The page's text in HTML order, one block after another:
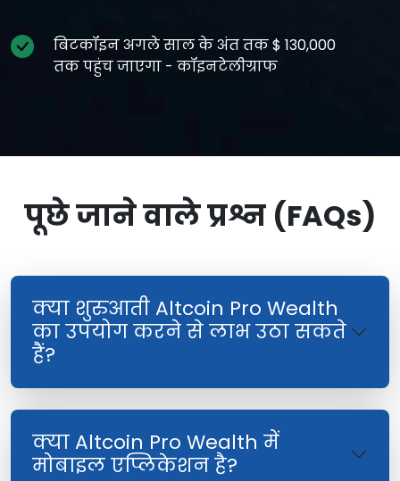
बिटकॉइन अगले साल के अंत तक $ 130,000
तक पहुंच जाएगा - कॉइनटेलीग्राफ
पूछे जाने वाले प्रश्न (FAQs)
क्या शुरुआती Altcoin Pro Wealth
का उपयोग करने से लाभ उठा सकते
हैं?
क्या Altcoin Pro Wealth में
मोबाइल एप्लिकेशन है?